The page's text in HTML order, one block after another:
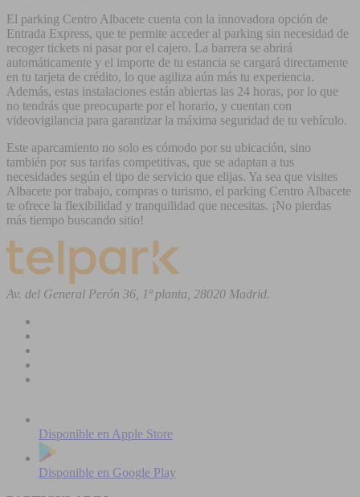
El parking Centro Albacete cuenta con la innovadora opción de
Entrada Express, que te permite acceder al parking sin necesidad de
recoger tickets ni pasar por el cajero. La barrera se abrirá
automáticamente y el importe de tu estancia se cargará directamente
en tu tarjeta de crédito, lo que agiliza aún más tu experiencia.
Además, estas instalaciones están abiertas las 24 horas, por lo que
no tendrás que preocuparte por el horario, y cuentan con
videovigilancia para garantizar la máxima seguridad de tu vehículo.
Este aparcamiento no solo es cómodo por su ubicación, sino
también por sus tarifas competitivas, que se adaptan a tus
necesidades según el tipo de servicio que elijas. Ya sea que visites
Albacete por trabajo, compras o turismo, el parking Centro Albacete
te ofrece la flexibilidad y tranquilidad que necesitas. ¡No pierdas
más tiempo buscando sitio!
Av. del General Perón 36, 1ª planta, 28020 Madrid.
Disponible en Apple Store
Disponible en Google Play